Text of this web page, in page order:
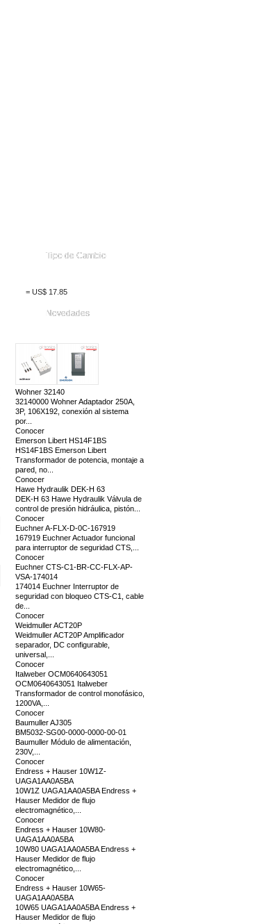
Tipo de Cambio
= US$17.85
Novedades
Wohner 32140
32140000 Wohner Adaptador 250A,
3P, 106X192, conexión al sistema
por...
Conocer
Emerson Libert HS14F1BS
HS14F1BS Emerson Libert
Transformador de potencia, montaje a
pared, no...
Conocer
Hawe Hydraulik DEK-H 63
DEK-H 63 Hawe Hydraulik Válvula de
control de presión hidráulica, pistón...
Conocer
Euchner A-FLX-D-0C-167919
167919 Euchner Actuador funcional
para interruptor de seguridad CTS,...
Conocer
Euchner CTS-C1-BR-CC-FLX-AP-
VSA-174014
174014 Euchner Interruptor de
seguridad con bloqueo CTS-C1, cable
de...
Conocer
Weidmuller ACT20P
Weidmuller ACT20P Amplificador
separador, DC configurable,
universal,...
Conocer
Italweber OCM0640643051
OCM0640643051 Italweber
Transformador de control monofásico,
1200VA,...
Conocer
Baumuller AJ305
BM5032-SG00-0000-0000-00-01
Baumuller Módulo de alimentación,
230V,...
Conocer
Endress + Hauser 10W1Z-
UAGA1AA0A5BA
10W1Z UAGA1AA0A5BA Endress +
Hauser Medidor de flujo
electromagnético,...
Conocer
Endress + Hauser 10W80-
UAGA1AA0A5BA
10W80 UAGA1AA0A5BA Endress +
Hauser Medidor de flujo
electromagnético,...
Conocer
Endress + Hauser 10W65-
UAGA1AA0A5BA
10W65 UAGA1AA0A5BA Endress +
Hauser Medidor de flujo